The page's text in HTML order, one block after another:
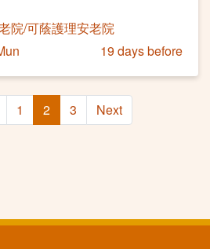
院/可蔭護理安老院
19 days before
1 2 3 Next